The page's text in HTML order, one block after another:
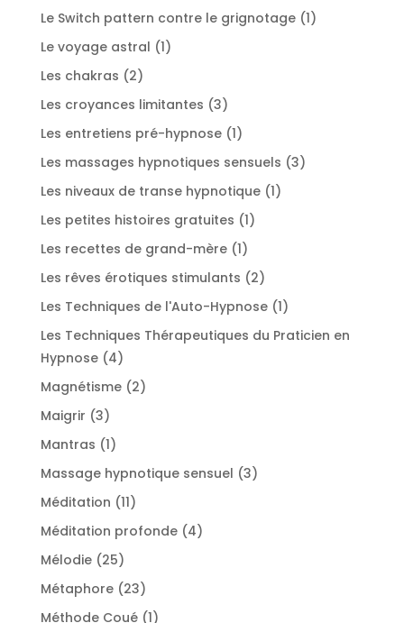
produit
Le Switch pattern contre le grignotage 11
Le voyage astral 11
Les chakras 22
produits
Les croyances limitantes 33
produits
Les entretiens pré-hypnose 11
produit
Les massages hypnotiques sensuels 33
Les niveaux de transe hypnotique 11
Les petites histoires gratuites 11
Les recettes de grand-mère 11
produit
Les rêves érotiques stimulants 22
produits
Les Techniques de l'Auto-Hypnose 11
produit
Les Techniques Thérapeutiques du Praticien en
Hypnose 44
produits
Magnétisme 22
Maigrir 33
produits
Mantras 11
produit
Massage hypnotique sensuel 33
Méditation 1111
produits
Méditation profonde 44
Mélodie 2525
produits
Métaphore 2323
produits
Méthode Coué 11